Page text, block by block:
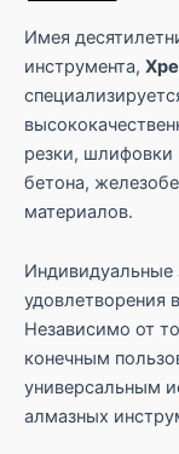
Имея
инструмента,
резки, шлифовки
бетона,
материалов.
Индивидуальные
удовлетворения
Независимо от
конечным
универсальным
алмазных